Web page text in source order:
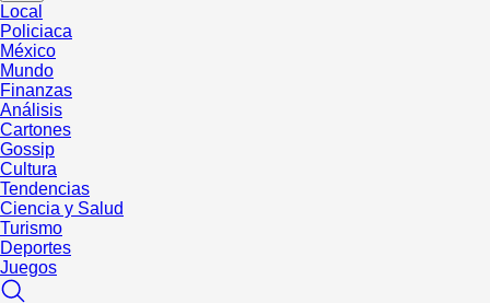
Local
Policiaca
México
Mundo
Finanzas
Análisis
Cartones
Gossip
Cultura
Tendencias
Ciencia y Salud
Turismo
Deportes
Juegos